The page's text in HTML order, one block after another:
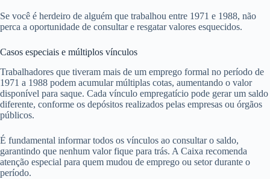
Se você é herdeiro de alguém que trabalhou entre 1971 e 1988, não
perca a oportunidade de consultar e resgatar valores esquecidos.
Casos especiais e múltiplos vínculos
Trabalhadores que tiveram mais de um emprego formal no período de
1971 a 1988 podem acumular múltiplas cotas, aumentando o valor
disponível para saque. Cada vínculo empregatício pode gerar um saldo
diferente, conforme os depósitos realizados pelas empresas ou órgãos
públicos.
É fundamental informar todos os vínculos ao consultar o saldo,
garantindo que nenhum valor fique para trás. A Caixa recomenda
atenção especial para quem mudou de emprego ou setor durante o
período.